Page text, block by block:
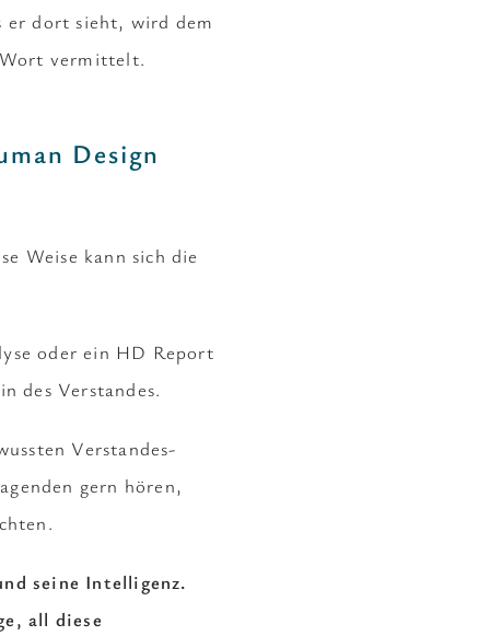
er dort sieht, wird dem
Wort vermittelt.
Design
Weise kann sich die
oder ein HD Report
des Verstandes.
Verstandes-
gern hören,
seine Intelligenz.
all diese